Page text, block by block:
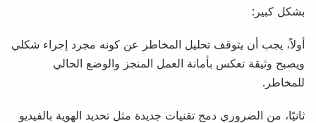
بشكل كبير:
أولاً، يجب أن يتوقف تحليل المخاطر عن كونه مجرد إجراء شكلي
ويصبح وثيقة تعكس بأمانة العمل المنجز والوضع الحالي
للمخاطر.
ثانيًا، من الضروري دمج تقنيات جديدة مثل تحديد الهوية بالفيديو